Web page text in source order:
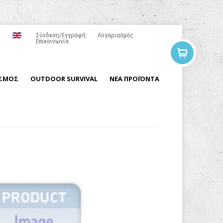
Σύνδεση/Εγγραφή
Λογαριασμός
Επικοινωνία
OUTDOOR SURVIVAL ΝΕΑ ΠΡΟΪΟΝΤΑ